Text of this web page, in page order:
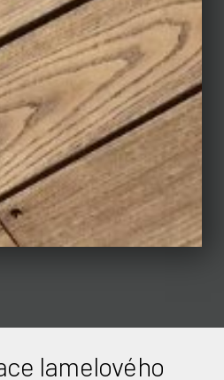
lamelového